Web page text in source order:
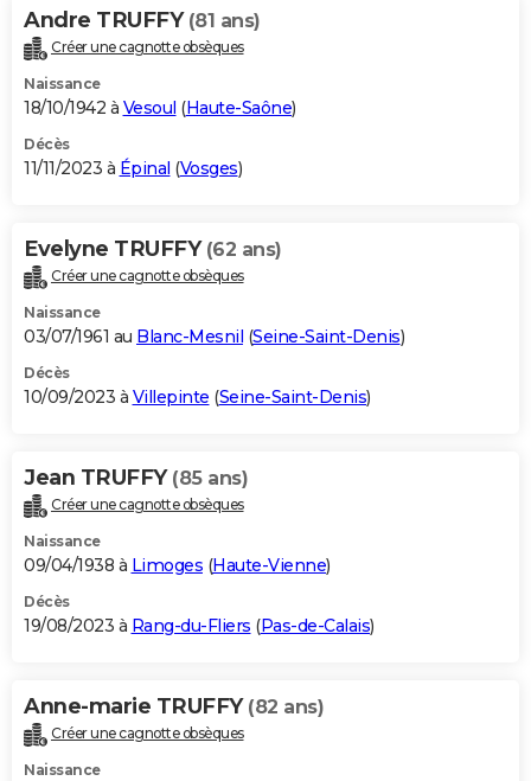
Andre TRUFFY (81 ans)
Créer une cagnotte obsèques
Naissance
18/10/1942 à Vesoul (Haute-Saône)
Décès
11/11/2023 à Épinal (Vosges)
Evelyne TRUFFY (62 ans)
Créer une cagnotte obsèques
Naissance
03/07/1961 au Blanc-Mesnil (Seine-Saint-Denis)
Décès
10/09/2023 à Villepinte (Seine-Saint-Denis)
Jean TRUFFY (85 ans)
Créer une cagnotte obsèques
Naissance
09/04/1938 à Limoges (Haute-Vienne)
Décès
19/08/2023 à Rang-du-Fliers (Pas-de-Calais)
Anne-marie TRUFFY (82 ans)
Créer une cagnotte obsèques
Naissance